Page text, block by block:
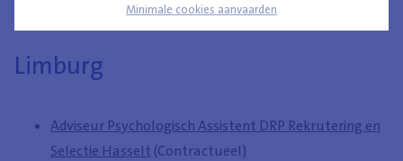
Minimale cookies aanvaarden
Limburg
Adviseur Psychologisch Assistent DRP Rekrutering en
Selectie Hasselt (Contractueel)